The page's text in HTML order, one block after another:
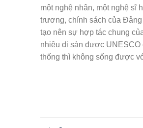
một nghệ nhân, một nghệ sĩ
trương, chính sách của
tạo nên sự hợp tác chung
nhiêu di sản được
thống thì không sống được